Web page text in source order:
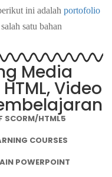
ini adalah portofolio
satu bahan
Media
Video
SCORM/HTML5
COURSES
POWERPOINT